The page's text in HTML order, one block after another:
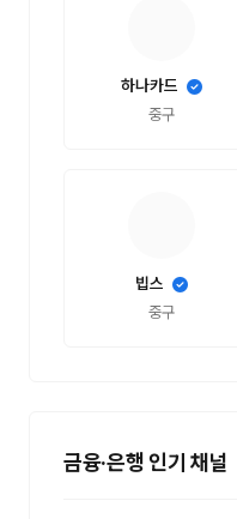
하나카드
중구
빕스
중구
금융·은행 인기 채널